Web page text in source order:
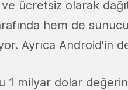
ücretsiz olarak
hem de
Ayrıca Android'in
1 milyar dolar